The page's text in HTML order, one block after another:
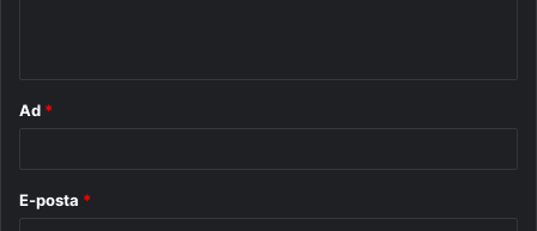
Ad *
E-posta *